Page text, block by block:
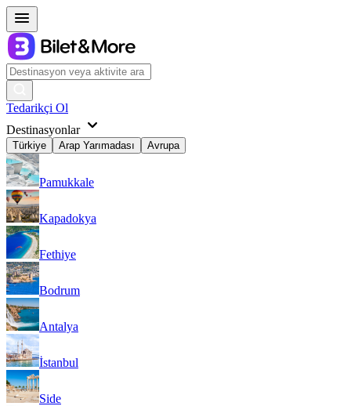
Tedarikçi Ol
Destinasyonlar
Türkiye Arap Yarımadası Avrupa
Pamukkale
Kapadokya
Fethiye
Bodrum
Antalya
İstanbul
Side